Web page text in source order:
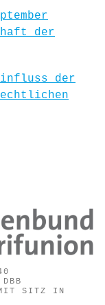
der
der
MIT SITZ IN